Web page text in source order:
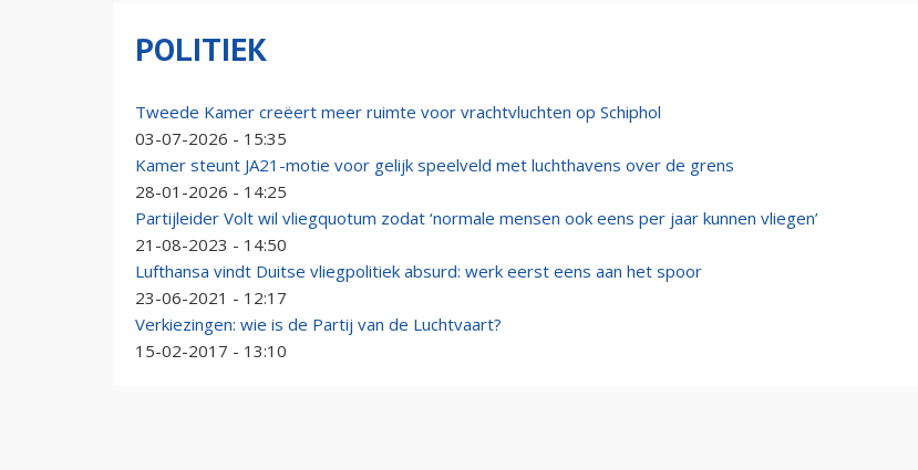
POLITIEK
Tweede Kamer creëert meer ruimte voor vrachtvluchten op Schiphol
03-07-2026 - 15:35
Kamer steunt JA21-motie voor gelijk speelveld met luchthavens over de grens
28-01-2026 - 14:25
Partijleider Volt wil vliegquotum zodat ‘normale mensen ook eens per jaar kunnen vliegen’
21-08-2023 - 14:50
Lufthansa vindt Duitse vliegpolitiek absurd: werk eerst eens aan het spoor
23-06-2021 - 12:17
Verkiezingen: wie is de Partij van de Luchtvaart?
15-02-2017 - 13:10